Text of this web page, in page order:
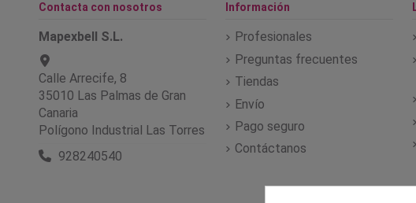
Contacta con nosotros
Mapexbell S.L.
Calle Arrecife, 8
35010 Las Palmas de Gran
Canaria
Polígono Industrial Las Torres
928240540
Información
Profesionales
Preguntas frecuentes
Tiendas
Envío
Pago seguro
Contáctanos